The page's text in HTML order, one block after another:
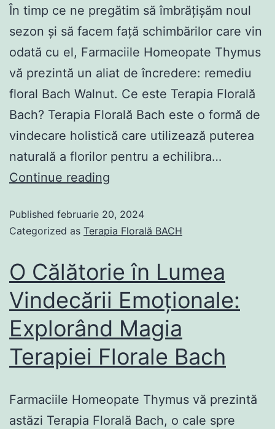
În timp ce ne pregătim să îmbrățișăm noul
sezon și să facem față schimbărilor care vin
odată cu el, Farmaciile Homeopate Thymus
vă prezintă un aliat de încredere: remediu
floral Bach Walnut. Ce este Terapia Florală
Bach? Terapia Florală Bach este o formă de
vindecare holistică care utilizează puterea
naturală a florilor pentru a echilibra…
Continue reading
Published februarie 20, 2024
Categorized as Terapia Florală BACH
O Călătorie în Lumea
Vindecării Emoționale:
Explorând Magia
Terapiei Florale Bach
Farmaciile Homeopate Thymus vă prezintă
astăzi Terapia Florală Bach, o cale spre